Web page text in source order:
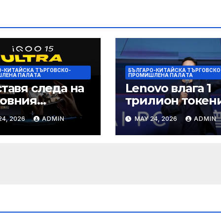
КИТАЙСКА ТЪРГОВСКО-
ПАЛAТА
следа на
пазар
2026 ADMIN
БЪЛГАРО-КИТАЙСКА
ПРОМИШЛЕНА ПАЛAТА
Lenovo влага 1
трилион
изчислителна
мощност в AI
екосистемата
MAY 24, 2026 ADMIN